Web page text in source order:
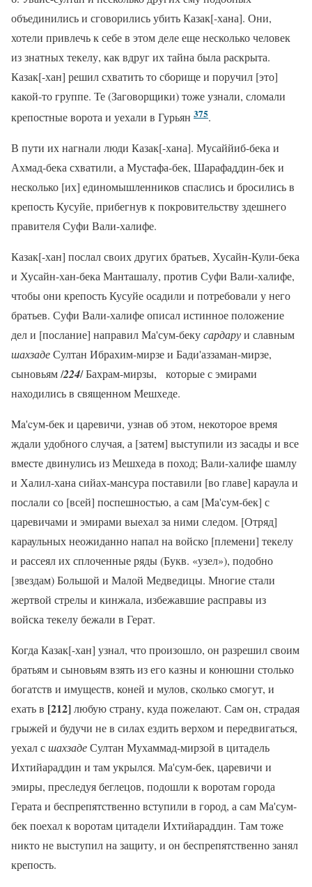
объединились и сговорились убить Казак[-хана]. Они,
хотели привлечь к себе в этом деле еще несколько человек
из знатных текелу, как вдруг их тайна была раскрыта.
Казак[-хан] решил схватить то сборище и поручил [это]
какой-то группе. Те (Заговорщики) тоже узнали, сломали
крепостные ворота и уехали в Гурьян 375.
В пути их нагнали люди Казак[-хана]. Мусаййиб-бека и
Ахмад-бека схватили, а Мустафа-бек, Шарафаддин-бек и
несколько [их] единомышленников спаслись и бросились в
крепость Кусуйе, прибегнув к покровительству здешнего
правителя Суфи Вали-халифе.
Казак[-хан] послал своих других братьев, Хусайн-Кули-бека
и Хусайн-хан-бека Манташалу, против Суфи Вали-халифе,
чтобы они крепость Кусуйе осадили и потребовали у него
братьев. Суфи Вали-халифе описал истинное положение
дел и [послание] направил Ма'сум-бекусардаруи славным
шахзадеСултан Ибрахим-мирзе и Бади'аззаман-мирзе,
сыновьям /224/ Бахрам-мирзы, которые с эмирами
находились в священном Мешхеде.
Ma'cyм-бек и царевичи, узнав об этом, некоторое время
ждали удобного случая, а [затем] выступили из засады и все
вместе двинулись из Мешхеда в поход; Вали-халифе шамлу
и Халил-хана сийах-мансура поставили [во главе] караула и
послали со [всей] поспешностью, а сам [Ma'cyм-бек] с
царевичами и эмирами выехал за ними следом. [Отряд]
караульных неожиданно напал на войско [племени] текелу
и рассеял их сплоченные ряды (Букв. «узел»), подобно
[звездам) Большой и Малой Медведицы. Многие стали
жертвой стрелы и кинжала, избежавшие расправы из
войска текелу бежали в Герат.
Когда Казак[-хан] узнал, что произошло, он разрешил своим
братьям и сыновьям взять из его казны и конюшни столько
богатств и имуществ, коней и мулов, сколько смогут, и
ехать в [212]любую страну, куда пожелают. Сам он, страдая
грыжей и будучи не в силах ездить верхом и передвигаться,
уехал сшахзадеСултан Мухаммад-мирзой в цитадель
Ихтийараддин и там укрылся. Ма'сум-бек, царевичи и
эмиры, преследуя беглецов, подошли к воротам города
Герата и беспрепятственно вступили в город, а сам Ма'сум-
бек поехал к воротам цитадели Ихтийараддин. Там тоже
никто не выступил на защиту, и он беспрепятственно занял
крепость.